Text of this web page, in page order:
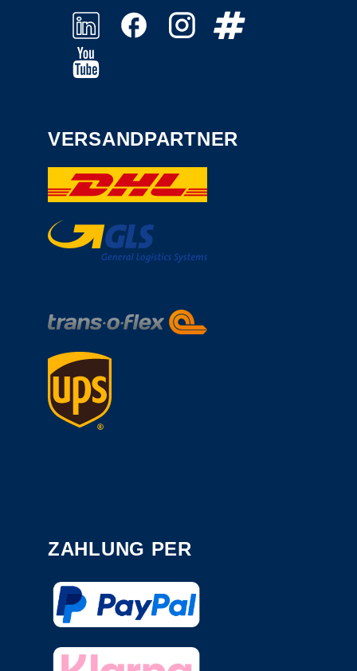
VERSANDPARTNER
ZAHLUNG PER